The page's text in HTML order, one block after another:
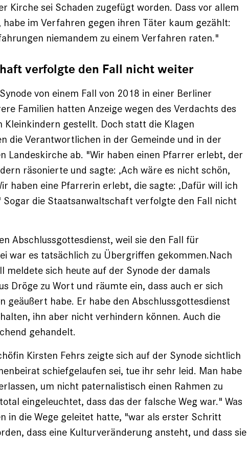
Kirche sei Schaden zugefügt worden. Dass vor allem
im Verfahren gegen ihren Täter kaum gezählt:
niemandem zu einem Verfahren raten."
verfolgte den Fall nicht weiter
von einem Fall von 2018 in einer Berliner
Familien hatten Anzeige wegen des Verdachts des
Kleinkindern gestellt. Doch statt die Klagen
die Verantwortlichen in der Gemeinde und in der
Landeskirche ab. "Wir haben einen Pfarrer erlebt, der
räsonierte und sagte: ‚Ach wäre es nicht schön,
haben eine Pfarrerin erlebt, die sagte: ‚Dafür will ich
Sogar die Staatsanwaltschaft verfolgte den Fall nicht
Abschlussgottesdienst, weil sie den Fall für
war es tatsächlich zu Übergriffen gekommen.Nach
meldete sich heute auf der Synode der damals
Dröge zu Wort und räumte ein, dass auch er sich
geäußert habe. Er habe den Abschlussgottesdienst
ihn aber nicht verhindern können. Auch die
gehandelt.
Kirsten Fehrs zeigte sich auf der Synode sichtlich
schiefgelaufen sei, tue ihr sehr leid. Man habe
um nicht paternalistisch einen Rahmen zu
eingeleuchtet, dass das der falsche Weg war." Was
in die Wege geleitet hatte, "war als erster Schritt
dass eine Kulturveränderung ansteht, und dass sie